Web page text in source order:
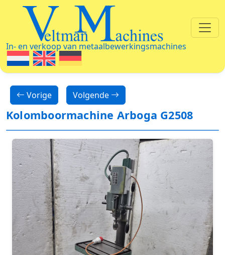
Veltman Machines
In- en verkoop van metaalbewerkingsmachines
Vorige Volgende
Kolomboormachine Arboga G2508